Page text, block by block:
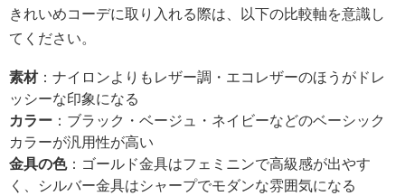
きれいめコーデに取り入れる際は、以下の比較軸を意識し
てください。
素材：ナイロンよりもレザー調・エコレザーのほうがドレ
ッシーな印象になる
カラー ：ブラック・ベージュ・ネイビーなどのベーシック
カラーが汎用性が高い
金具の色：ゴールド金具はフェミニンで高級感が出やす
く、シルバー金具はシャープでモダンな雰囲気になる